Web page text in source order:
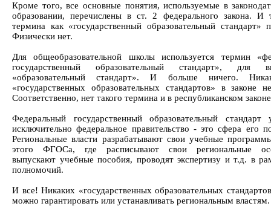
Кроме того, все основные понятия, используемые в
образовании, перечислены в ст. 2 федерального закона. И
термина как «государственный образовательный стандарт»
Физически нет.
Для общеобразовательной школы используется термин
государственный образовательный стандарт»,
«образовательный стандарт». И больше ничего.
«государственных образовательных стандартов» в законе
Соответственно, нет такого термина и в республиканском
Федеральный государственный образовательный стандарт
исключительно федеральное правительство - это сфера его
Региональные власти разрабатывают свои учебные
этого ФГОСа, где расписывают свои региональные
выпускают учебные пособия, проводят экспертизу и т.д. в
полномочий.
И все! Никаких «государственных образовательных
можно гарантировать или устанавливать региональным властям.